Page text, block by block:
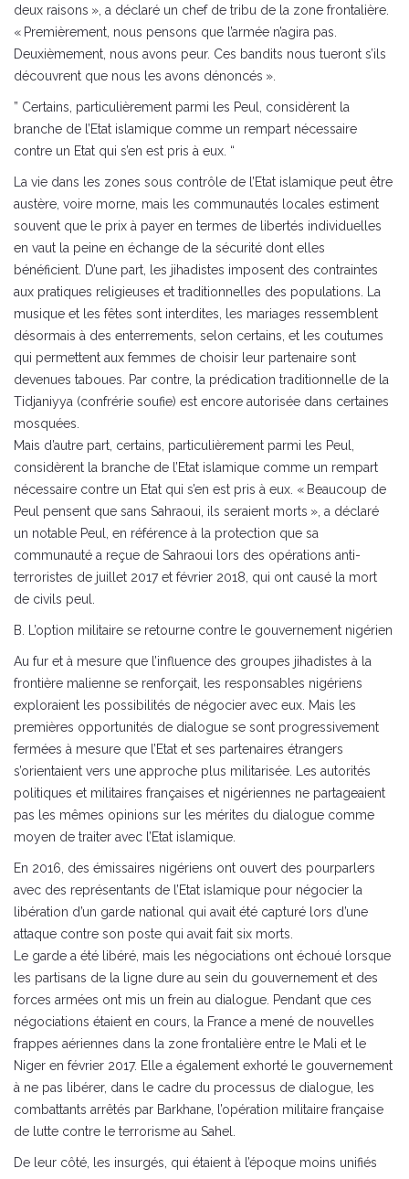
deux raisons », a déclaré un chef de tribu de la zone frontalière.
« Premièrement, nous pensons que l’armée n’agira pas.
Deuxièmement, nous avons peur. Ces bandits nous tueront s’ils
découvrent que nous les avons dénoncés ».
” Certains, particulièrement parmi les Peul, considèrent la
branche de l’Etat islamique comme un rempart nécessaire
contre un Etat qui s’en est pris à eux. “
La vie dans les zones sous contrôle de l’Etat islamique peut être
austère, voire morne, mais les communautés locales estiment
souvent que le prix à payer en termes de libertés individuelles
en vaut la peine en échange de la sécurité dont elles
bénéficient. D’une part, les jihadistes imposent des contraintes
aux pratiques religieuses et traditionnelles des populations. La
musique et les fêtes sont interdites, les mariages ressemblent
désormais à des enterrements, selon certains, et les coutumes
qui permettent aux femmes de choisir leur partenaire sont
devenues taboues. Par contre, la prédication traditionnelle de la
Tidjaniyya (confrérie soufie) est encore autorisée dans certaines
mosquées.
Mais d’autre part, certains, particulièrement parmi les Peul,
considèrent la branche de l’Etat islamique comme un rempart
nécessaire contre un Etat qui s’en est pris à eux. « Beaucoup de
Peul pensent que sans Sahraoui, ils seraient morts », a déclaré
un notable Peul, en référence à la protection que sa
communauté a reçue de Sahraoui lors des opérations anti-
terroristes de juillet 2017 et février 2018, qui ont causé la mort
de civils peul.
B. L’option militaire se retourne contre le gouvernement nigérien
Au fur et à mesure que l’influence des groupes jihadistes à la
frontière malienne se renforçait, les responsables nigériens
exploraient les possibilités de négocier avec eux. Mais les
premières opportunités de dialogue se sont progressivement
fermées à mesure que l’Etat et ses partenaires étrangers
s’orientaient vers une approche plus militarisée. Les autorités
politiques et militaires françaises et nigériennes ne partageaient
pas les mêmes opinions sur les mérites du dialogue comme
moyen de traiter avec l’Etat islamique.
En 2016, des émissaires nigériens ont ouvert des pourparlers
avec des représentants de l’Etat islamique pour négocier la
libération d’un garde national qui avait été capturé lors d’une
attaque contre son poste qui avait fait six morts.
Le garde a été libéré, mais les négociations ont échoué lorsque
les partisans de la ligne dure au sein du gouvernement et des
forces armées ont mis un frein au dialogue. Pendant que ces
négociations étaient en cours, la France a mené de nouvelles
frappes aériennes dans la zone frontalière entre le Mali et le
Niger en février 2017. Elle a également exhorté le gouvernement
à ne pas libérer, dans le cadre du processus de dialogue, les
combattants arrêtés par Barkhane, l’opération militaire française
de lutte contre le terrorisme au Sahel.
De leur côté, les insurgés, qui étaient à l’époque moins unifiés